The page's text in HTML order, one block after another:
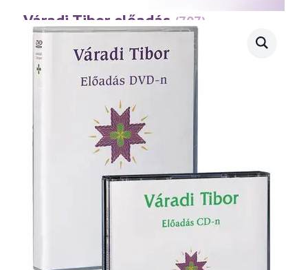
Váradi Tibor előadás (707)
Pünkösd misztériuma
(2015.05.21.)